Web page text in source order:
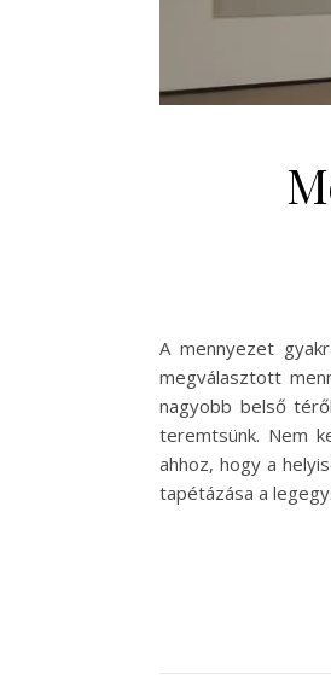
A mennyezet
megválasztott
nagyobb belső
teremtsünk. Nem
ahhoz, hogy a
tapétázása a